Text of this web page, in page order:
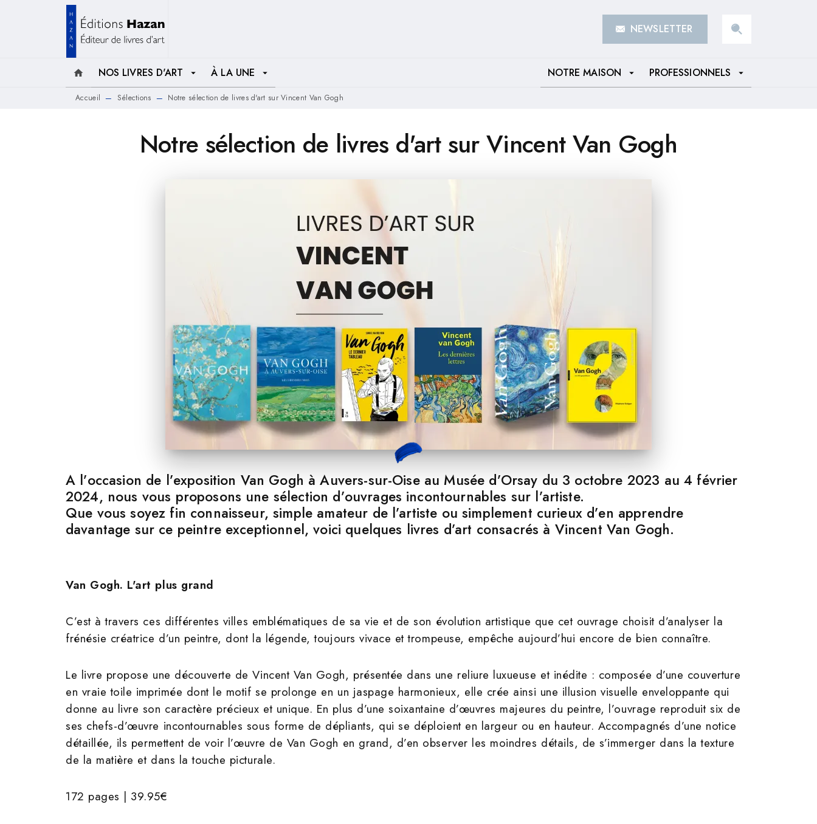
MENU RECHERCHE NEWSLETTER
home NOS LIVRES D'ART arrow_drop_down À LA UNE arrow_drop_down NOTRE MAISON arrow_drop_down PROFESSIONNELS arrow_drop_down
Accueil — Sélections — Notre sélection de livres d'art sur Vincent Van Gogh
Notre sélection de livres d'art sur Vincent Van Gogh
A l’occasion de l’exposition Van Gogh à Auvers-sur-Oise au Musée d’Orsay du 3 octobre 2023 au 4 février
2024, nous vous proposons une sélection d’ouvrages incontournables sur l’artiste.
Que vous soyez fin connaisseur, simple amateur de l’artiste ou simplement curieux d’en apprendre
davantage sur ce peintre exceptionnel, voici quelques livres d’art consacrés à Vincent Van Gogh.
Van Gogh. L'art plus grand
C’est à travers ces différentes villes emblématiques de sa vie et de son évolution artistique que cet ouvrage choisit d’analyser la
frénésie créatrice d’un peintre, dont la légende, toujours vivace et trompeuse, empêche aujourd’hui encore de bien connaître.
Le livre propose une découverte de Vincent Van Gogh, présentée dans une reliure luxueuse et inédite : composée d’une couverture
en vraie toile imprimée dont le motif se prolonge en un jaspage harmonieux, elle crée ainsi une illusion visuelle enveloppante qui
donne au livre son caractère précieux et unique. En plus d’une soixantaine d’œuvres majeures du peintre, l’ouvrage reproduit six de
ses chefs-d’œuvre incontournables sous forme de dépliants, qui se déploient en largeur ou en hauteur. Accompagnés d’une notice
détaillée, ils permettent de voir l’œuvre de Van Gogh en grand, d’en observer les moindres détails, de s’immerger dans la texture
de la matière et dans la touche picturale.
172 pages | 39.95€